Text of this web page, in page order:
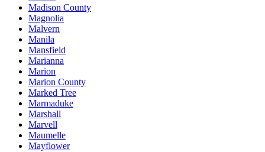
Madison County
Magnolia
Malvern
Manila
Mansfield
Marianna
Marion
Marion County
Marked Tree
Marmaduke
Marshall
Marvell
Maumelle
Mayflower